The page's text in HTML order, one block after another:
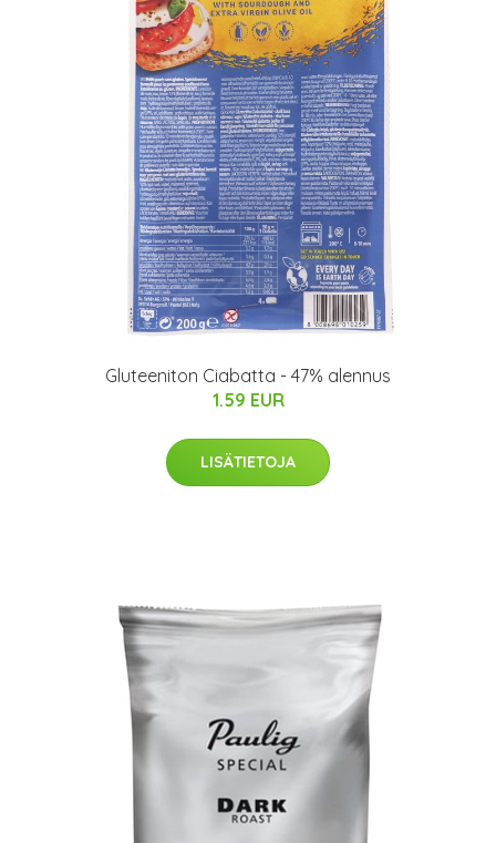
Gluteeniton Ciabatta - 47% alennus
1.59 EUR
LISÄTIETOJA